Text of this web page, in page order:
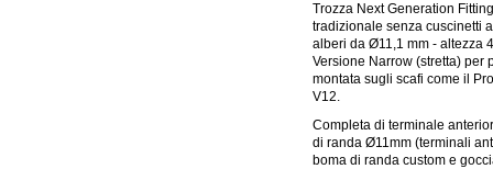
Trozza Next Generation
tradizionale senza cuscinetti
alberi da Ø11,1 mm - altezza
Versione Narrow (stretta) per
montata sugli scafi come il
V12.
Completa di terminale
di randa Ø11mm (terminali
boma di randa custom e